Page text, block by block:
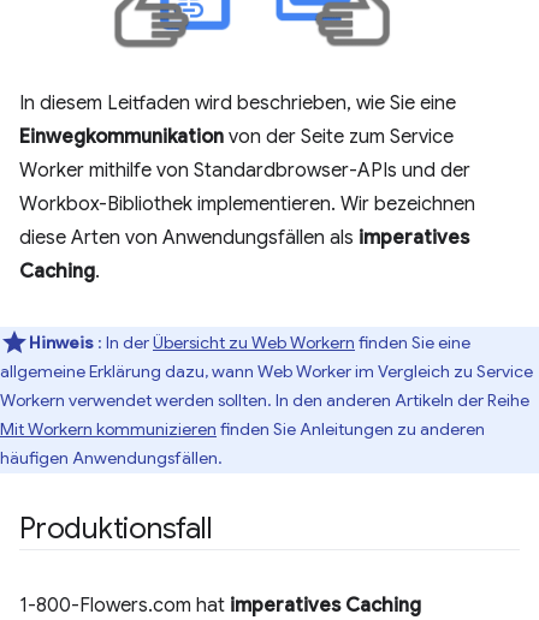
In diesem Leitfaden wird beschrieben, wie Sie eine
Einwegkommunikation von der Seite zum Service
Worker mithilfe von Standardbrowser-APIs und der
Workbox-Bibliothek implementieren. Wir bezeichnen
diese Arten von Anwendungsfällen als imperatives
Caching.
Hinweis : In derÜbersicht zu Web Workern finden Sie eine
allgemeine Erklärung dazu, wann Web Worker im Vergleich zu Service
Workern verwendet werden sollten. In den anderen Artikeln der Reihe
Mit Workern kommunizieren finden Sie Anleitungen zu anderen
häufigen Anwendungsfällen.
Produktionsfall
1-800-Flowers.com hat imperatives Caching